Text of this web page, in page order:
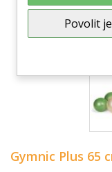
Gymnic Plus 65
Povolit